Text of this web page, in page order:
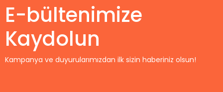
E-bültenimize
Kaydolun
Kampanya ve duyurularımızdan ilk sizin haberiniz olsun!